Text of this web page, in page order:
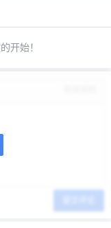
开始！